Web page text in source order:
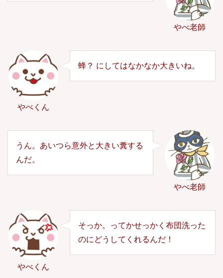
やべ老師
やべくん
蜂？ にしてはなかなか大きいね。
やべ老師
うん。あいつら意外と大きい糞する
んだ。
やべくん
そっか。ってかせっかく布団洗った
のにどうしてくれるんだ！